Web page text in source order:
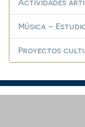
Actividades
Música –
Proyectos